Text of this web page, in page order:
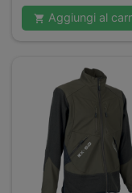
 Aggiungi al